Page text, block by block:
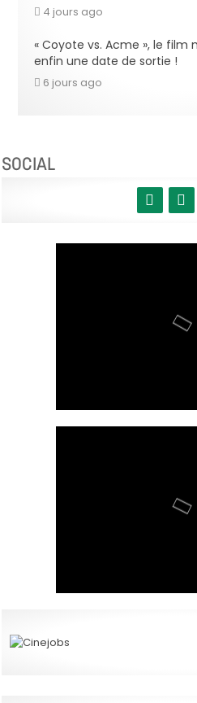
4 jours ago
« Coyote vs. Acme », le film
enfin une date de sortie !
6 jours ago
SOCIAL